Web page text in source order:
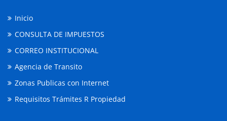
Inicio
CONSULTA DE IMPUESTOS
CORREO INSTITUCIONAL
Agencia de Transito
Zonas Publicas con Internet
Requisitos Trámites R Propiedad